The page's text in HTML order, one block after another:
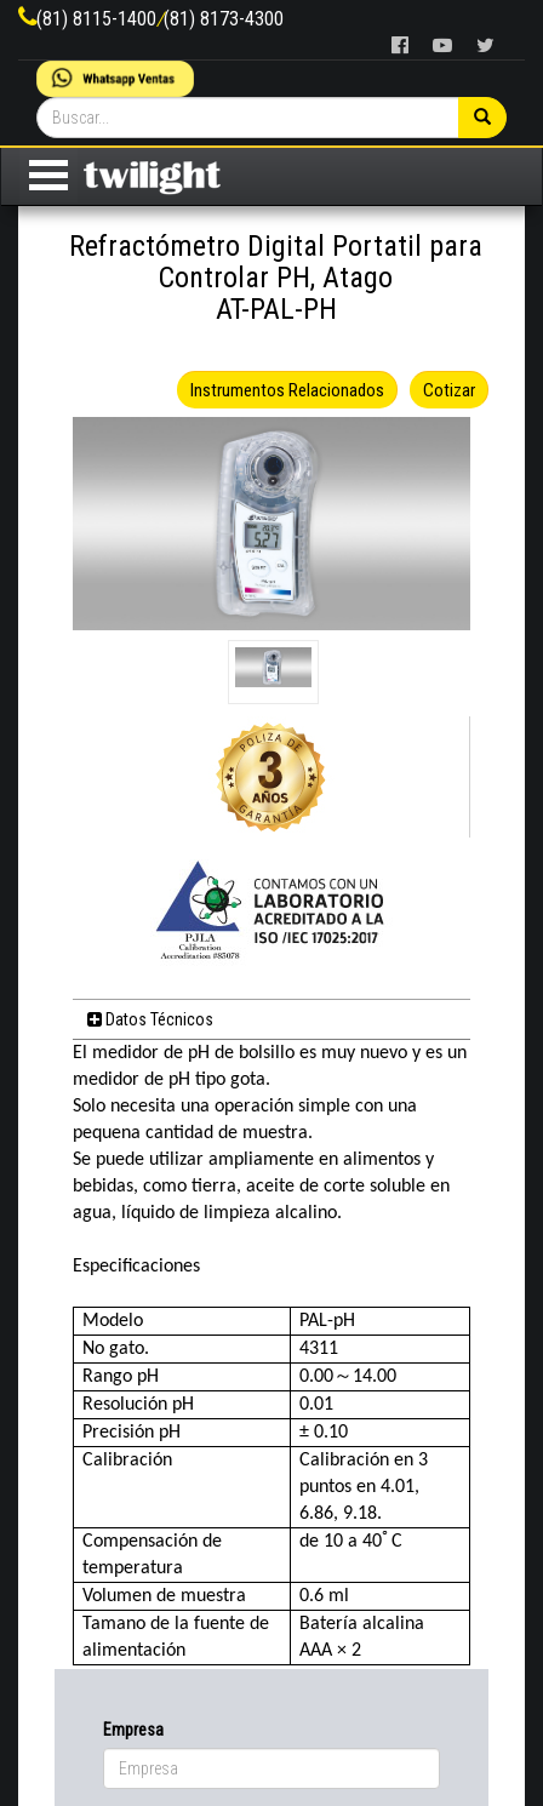
(81) 8115-1400/(81) 8173-4300
Refractómetro Digital Portatil para
Controlar PH, Atago
AT-PAL-PH
Cotizar
Instrumentos Relacionados
Datos Técnicos
El medidor de pH de bolsillo es muy nuevo y es un
medidor de pH tipo gota.
Solo necesita una operación simple con una
pequena cantidad de muestra.
Se puede utilizar ampliamente en alimentos y
bebidas, como tierra, aceite de corte soluble en
agua, líquido de limpieza alcalino.
Especificaciones
Modelo
PAL-pH
No gato.
4311
Rango pH
0.00～ 14.00
Resolución pH
0.01
Precisión pH
± 0.10
Calibración
Calibración en 3
puntos en 4.01,
6.86, 9.18.
Compensación de
temperatura
de 10 a 40ﾟC
Volumen de muestra
0.6 ml
Tamano de la fuente de
alimentación
Batería alcalina
AAA × 2
Empresa